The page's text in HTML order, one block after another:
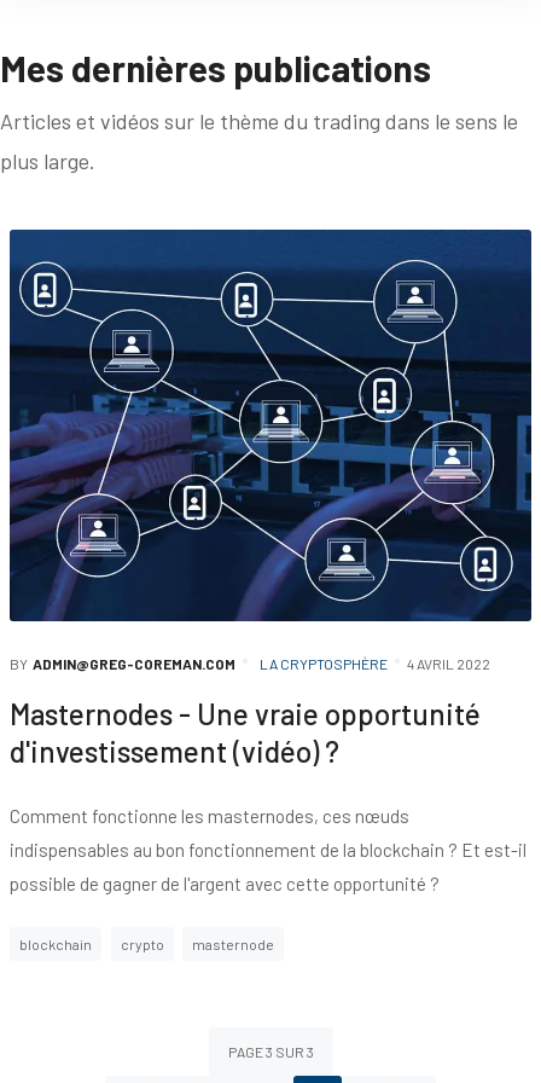
Mes dernières publications
Articles et vidéos sur le thème du trading dans le sens le
plus large.
BY ADMIN@GREG-COREMAN.COM LA CRYPTOSPHÈRE 4 AVRIL 2022
Masternodes - Une vraie opportunité
d'investissement (vidéo) ?
Comment fonctionne les masternodes, ces nœuds
indispensables au bon fonctionnement de la blockchain ? Et est-il
possible de gagner de l'argent avec cette opportunité ?
blockchain crypto masternode
PAGE 3 SUR 3